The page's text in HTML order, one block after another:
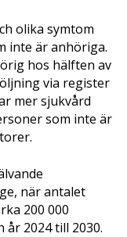
olika symtom
inte är anhöriga.
hos hälften av
via register
mer sjukvård
som inte är
när antalet
200 000
2024 till 2030.